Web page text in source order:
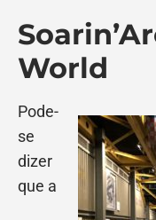
World
Pode-
se
dizer
que a